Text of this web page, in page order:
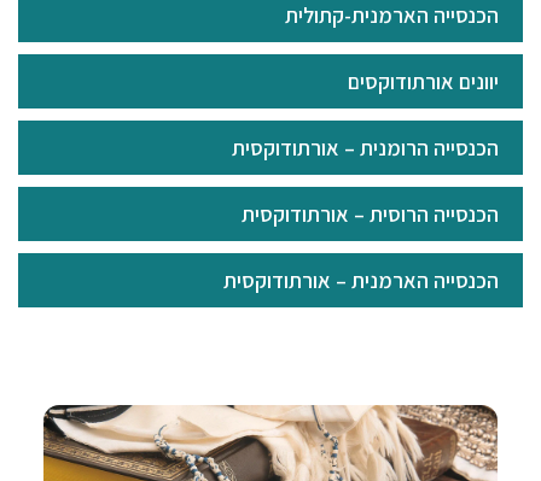
הכנסייה הארמנית-קתולית
יוונים אורתודוקסים
הכנסייה הרומנית – אורתודוקסית
הכנסייה הרוסית – אורתודוקסית
הכנסייה הארמנית – אורתודוקסית